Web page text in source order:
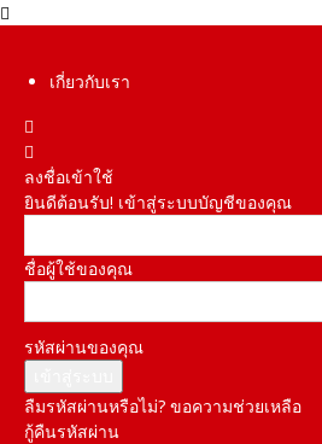
เกี่ยวกับเรา
ลงชื่อเข้าใช้
ยินดีต้อนรับ! เข้าสู่ระบบบัญชีของคุณ
ชื่อผู้ใช้ของคุณ
รหัสผ่านของคุณ
ลืมรหัสผ่านหรือไม่? ขอความช่วยเหลือ
กู้คืนรหัสผ่าน